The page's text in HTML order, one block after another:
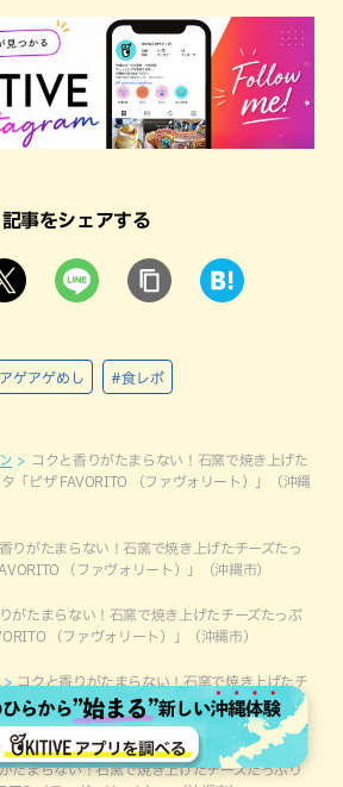
記事をシェアする
ゲアゲめし #食レポ
コクと香りがたまらない！石窯で焼き上げた
「ピザ FAVORITO （ファヴォリート）」（沖縄
りがたまらない！石窯で焼き上げたチーズたっ
（ファヴォリート）」（沖縄市）
がたまらない！石窯で焼き上げたチーズたっぷ
（ファヴォリート）」（沖縄市）
コクと香りがたまらない！石窯で焼き上げたチ
ピザ FAVORITO （ファヴォリート）」（沖縄
たまらない！石窯で焼き上げたチーズたっぷり